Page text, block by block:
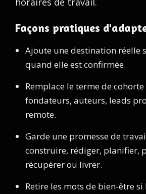
Façons pratiques
Ajoute une destination réelle
quand elle est confirmée.
Remplace le terme de
fondateurs, auteurs, leads
remote.
Garde une promesse de
construire, rédiger, planifier,
récupérer ou livrer.
Retire les mots de bien-être